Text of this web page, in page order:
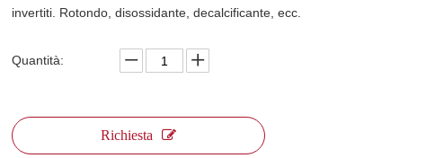
invertiti. Rotondo, disossidante, decalcificante, ecc.
Quantità:
Richiesta